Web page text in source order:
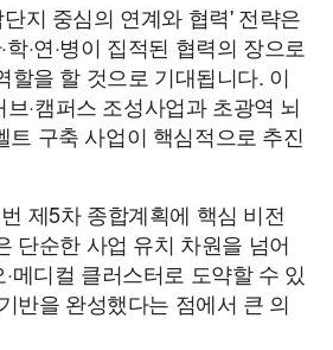
지 중심의 연계와 협력' 전략은
·연·병이 집적된 협력의 장으로
할을 할 것으로 기대됩니다. 이
·캠퍼스 조성사업과 초광역 뇌
트 구축 사업이 핵심적으로 추진
제5차 종합계획에 핵심 비전
단순한 사업 유치 차원을 넘어
메디컬 클러스터로 도약할 수 있
반을 완성했다는 점에서 큰 의